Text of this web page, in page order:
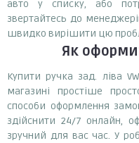
авто у списку, або
звертайтесь до
швидко вирішити цю
Як
Купити ручка зад. ліва
магазині простіше
способи оформлення
здійснити 24/7 онлайн,
зручний для вас час. У